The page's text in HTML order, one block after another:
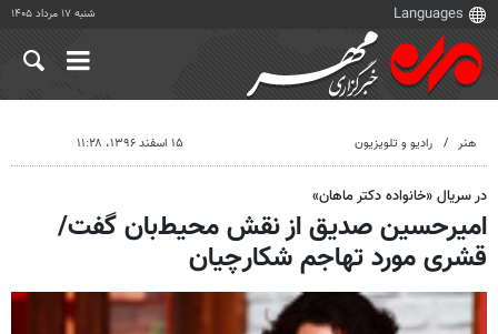
شنبه ۱۷ مرداد ۱۴۰۵
هنر رادیو و تلویزیون ۱۵ اسفند ۱۳۹۶، ۱۱:۲۸
در سریال «خانواده دکتر ماهان»
امیرحسین صدیق از نقش محیط‌بان گفت/
قشری مورد تهاجم شکارچیان